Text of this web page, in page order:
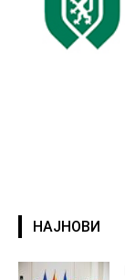
НАЈНОВИ